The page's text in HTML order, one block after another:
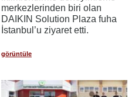
merkezlerinden biri olan
DAIKIN Solution Plaza fuha
İstanbul’u ziyaret etti.
görüntüle